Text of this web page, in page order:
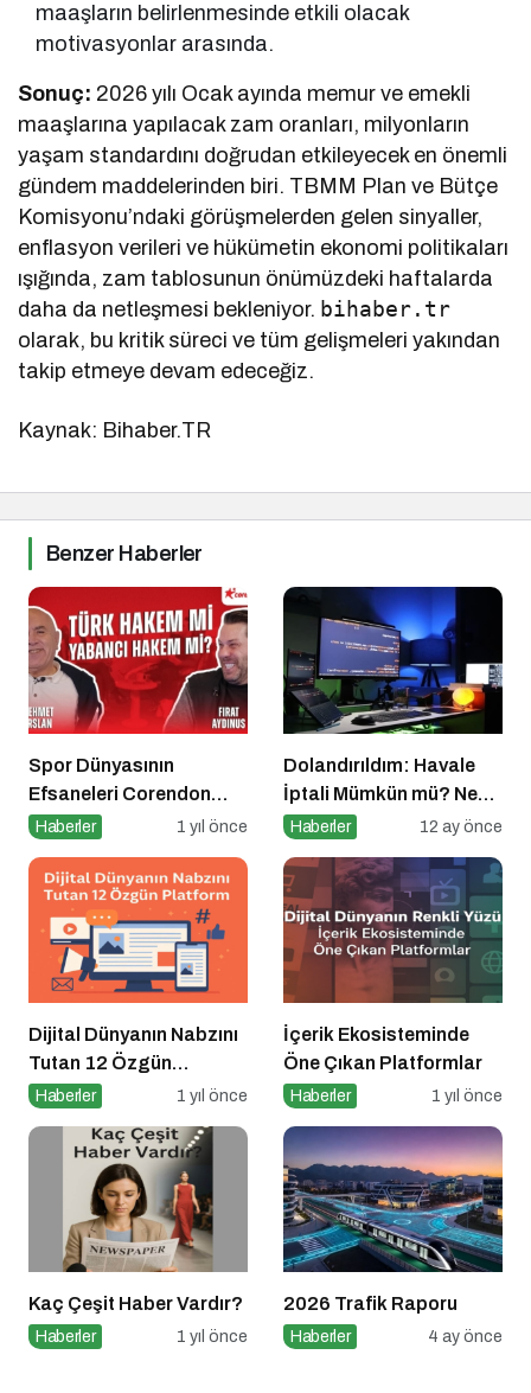
maaşların belirlenmesinde etkili olacak
motivasyonlar arasında.
Sonuç: 2026 yılı Ocak ayında memur ve emekli
maaşlarına yapılacak zam oranları, milyonların
yaşam standardını doğrudan etkileyecek en önemli
gündem maddelerinden biri. TBMM Plan ve Bütçe
Komisyonu’ndaki görüşmelerden gelen sinyaller,
enflasyon verileri ve hükümetin ekonomi politikaları
ışığında, zam tablosunun önümüzdeki haftalarda
daha da netleşmesi bekleniyor. bihaber.tr
olarak, bu kritik süreci ve tüm gelişmeleri yakından
takip etmeye devam edeceğiz.
Kaynak: Bihaber.TR
Benzer Haberler
Spor Dünyasının
Efsaneleri Corendon
Sport Talks’ta
Haberler 1 yıl önce
Dolandırıldım: Havale
İptali Mümkün mü? Ne
Yapmalıyım?
Haberler 12 ay önce
Dijital Dünyanın Nabzını
Tutan 12 Özgün
Platform
Haberler 1 yıl önce
İçerik Ekosisteminde
Öne Çıkan Platformlar
Haberler 1 yıl önce
Kaç Çeşit Haber Vardır?
Haberler 1 yıl önce
2026 Trafik Raporu
Haberler 4 ay önce